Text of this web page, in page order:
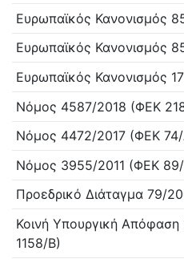
Ευρωπαϊκός Κανονισμός
Ευρωπαϊκός Κανονισμός
Ευρωπαϊκός Κανονισμός
Νόμος 4587/2018 (ΦΕΚ
Νόμος 4472/2017 (ΦΕΚ
Νόμος 3955/2011 (ΦΕΚ
Προεδρικό Διάταγμα 79/
Κοινή Υπουργική Απόφαση
1158/Β)